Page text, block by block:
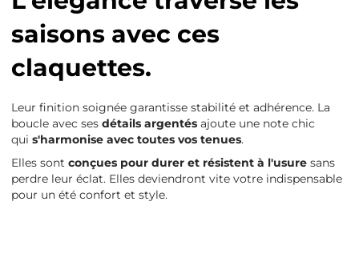
saisons avec ces
claquettes.
Leur finition soignée garantisse stabilité et adhérence. La
boucle avec ses détails argentésajoute une note chic
qui s'harmonise avec toutes vos tenues.
Elles sont conçues pour durer et résistent à l'usuresans
perdre leur éclat. Elles deviendront vite votre indispensable
pour un été confort et style.